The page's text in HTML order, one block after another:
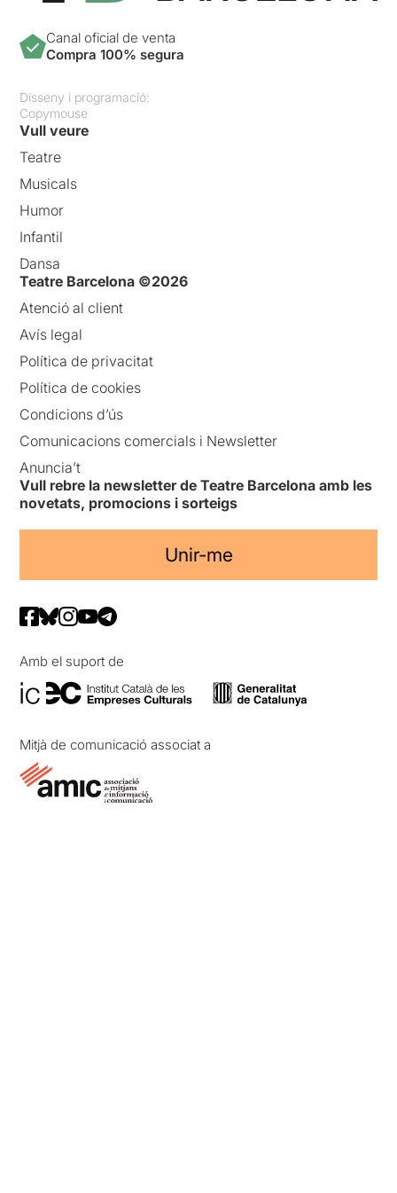
Canal oficial de venta
Compra 100% segura
Disseny i programació:
Copymouse
Vull veure
Teatre
Musicals
Humor
Infantil
Dansa
Teatre Barcelona ©2026
Atenció al client
Avís legal
Política de privacitat
Política de cookies
Condicions d’ús
Comunicacions comercials i Newsletter
Anuncia’t
Vull rebre la newsletter de Teatre Barcelona amb les
novetats, promocions i sorteigs
Unir-me
Amb el suport de
Mitjà de comunicació associat a